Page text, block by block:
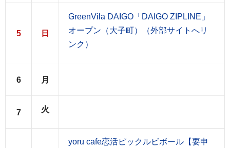
5 日
GreenVila DAIGO「DAIGO ZIPLINE」
オープン（大子町）（外部サイトへリ
ンク）
6 月
7 火
yoru cafe恋活ピックルビボール【要申